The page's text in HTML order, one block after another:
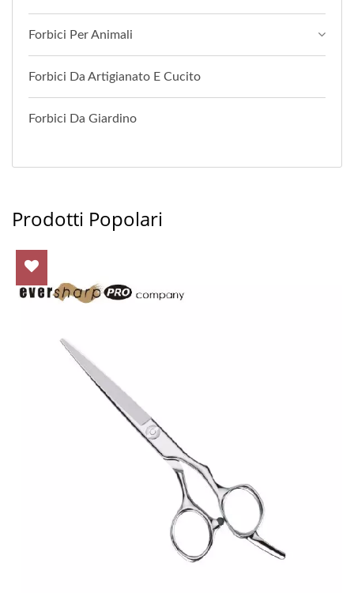
Forbici Per Animali
Forbici Da Artigianato E Cucito
Forbici Da Giardino
Prodotti Popolari